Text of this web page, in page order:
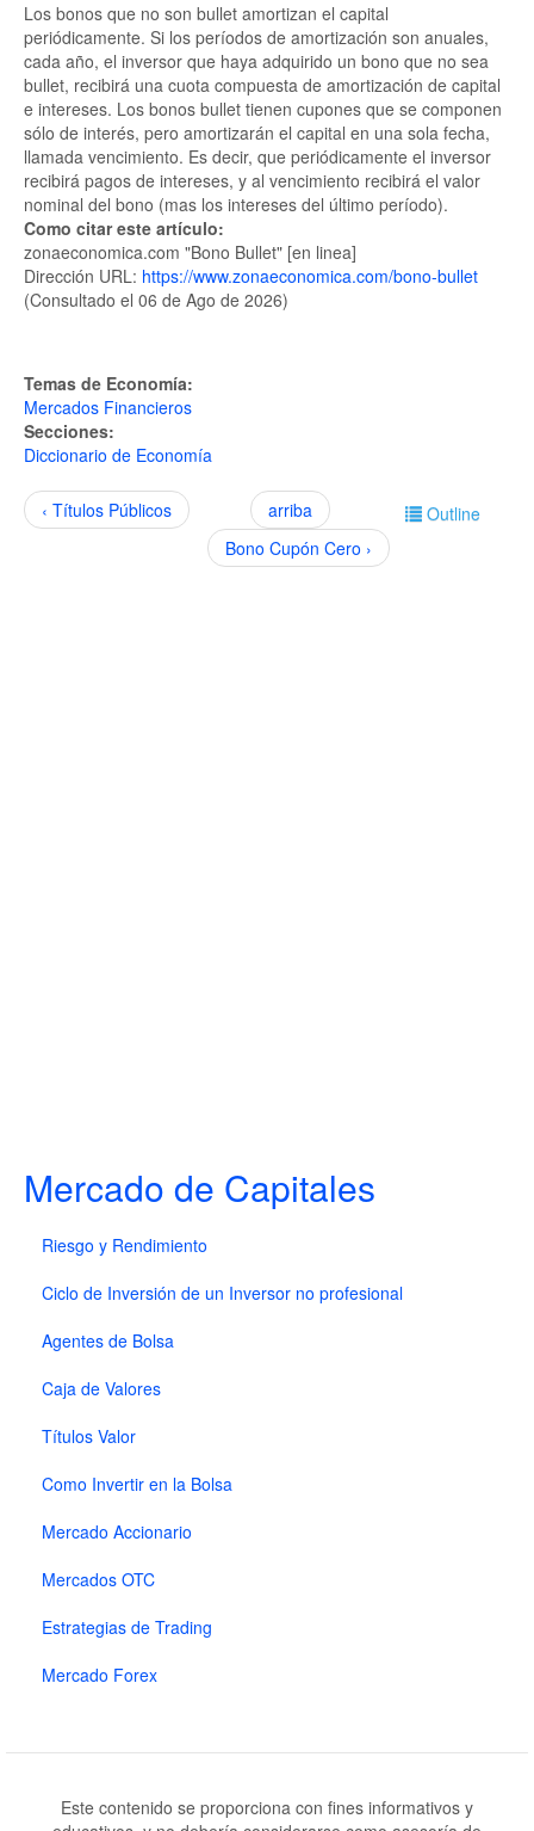
Los bonos que no son bullet amortizan el capital
periódicamente. Si los períodos de amortización son anuales,
cada año, el inversor que haya adquirido un bono que no sea
bullet, recibirá una cuota compuesta de amortización de capital
e intereses. Los bonos bullet tienen cupones que se componen
sólo de interés, pero amortizarán el capital en una sola fecha,
llamada vencimiento. Es decir, que periódicamente el inversor
recibirá pagos de intereses, y al vencimiento recibirá el valor
nominal del bono (mas los intereses del último período).
Como citar este artículo:
zonaeconomica.com "Bono Bullet" [en linea]
Dirección URL: https://www.zonaeconomica.com/bono-bullet
(Consultado el 06 de Ago de 2026)
Temas de Economía:
Mercados Financieros
Secciones:
Diccionario de Economía
Outline
‹ Títulos Públicos
arriba
Bono Cupón Cero ›
Mercado de Capitales
Riesgo y Rendimiento
Ciclo de Inversión de un Inversor no profesional
Agentes de Bolsa
Caja de Valores
Títulos Valor
Como Invertir en la Bolsa
Mercado Accionario
Mercados OTC
Estrategias de Trading
Mercado Forex
Este contenido se proporciona con fines informativos y